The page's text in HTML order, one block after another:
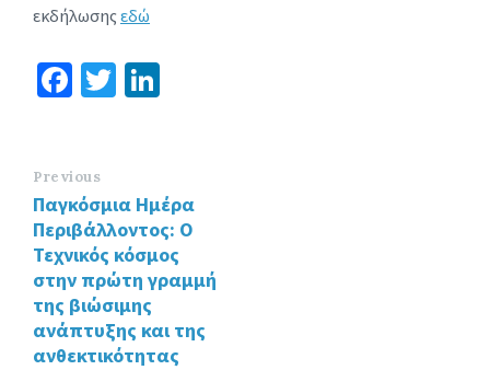
εκδήλωσης εδώ
Fa
o
o
k
T
dI
n
Previous
Παγκόσμια Ημέρα
Περιβάλλοντος: Ο
Τεχνικός κόσμος
στην πρώτη γραμμή
της βιώσιμης
ανάπτυξης και της
ανθεκτικότητας